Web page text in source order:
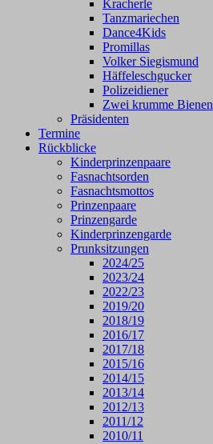
Kracherle
Tanzmariechen
Dance4Kids
Promillas
Volker Siegismund
Häffeleschgucker
Polizeidiener
Zwei krumme Bienen
Präsidenten
Termine
Rückblicke
Kinderprinzenpaare
Fasnachtsorden
Fasnachtsmottos
Prinzenpaare
Prinzengarde
Kinderprinzengarde
Prunksitzungen
2024/25
2023/24
2022/23
2019/20
2018/19
2016/17
2017/18
2015/16
2014/15
2013/14
2012/13
2011/12
2010/11